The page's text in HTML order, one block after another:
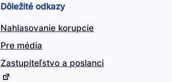
Dôležité odkazy
Nahlasovanie korupcie
Pre média
Zastupiteľstvo a poslanci